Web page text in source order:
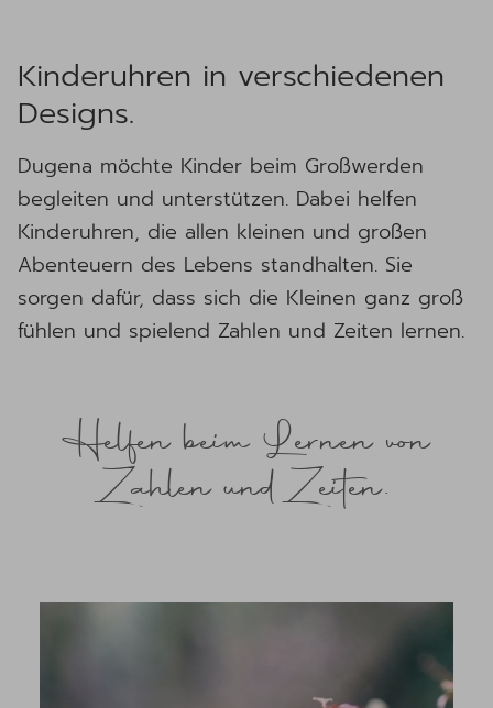
Kinderuhren in verschiedenen
Designs.
Dugena möchte Kinder beim Großwerden
begleiten und unterstützen. Dabei helfen
Kinderuhren, die allen kleinen und großen
Abenteuern des Lebens standhalten. Sie
sorgen dafür, dass sich die Kleinen ganz groß
fühlen und spielend Zahlen und Zeiten lernen.
Helfen beim Lernen von
Zahlen und Zeiten.